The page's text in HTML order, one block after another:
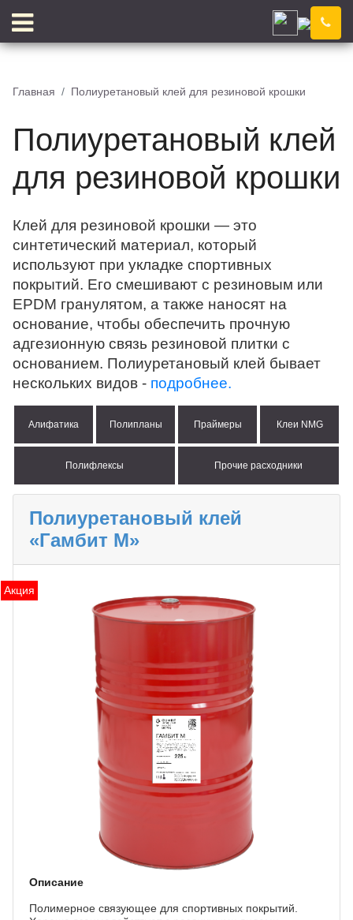
Астрахань
Доставка Контакты
Отзывы
КЛЕЙ КРОШКА
ПИГМЕНТ ИСКУССТВЕННАЯ ТРАВА
ПРОМПОЛЫ ТЕХНИКА
Астрахань
Главная Полиуретановый клей для резиновой крошки
Полиуретановый клей
для резиновой крошки
Клей для резиновой крошки — это
синтетический материал, который
используют при укладке спортивных
покрытий. Его смешивают с резиновым или
EPDM гранулятом, а также наносят на
основание, чтобы обеспечить прочную
адгезионную связь резиновой плитки с
основанием. Полиуретановый клей бывает
нескольких видов - подробнее.
Алифатика Полипланы Праймеры Клеи NMG
Полифлексы Прочие расходники
Полиуретановый клей
«Гамбит М»
Акция
Описание
Полимерное связующее для спортивных покрытий.